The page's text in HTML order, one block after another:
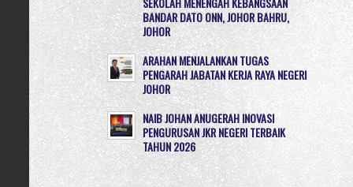
BANDAR DATO ONN, JOHOR BAHRU,
JOHOR
ARAHAN MENJALANKAN TUGAS
PENGARAH JABATAN KERJA RAYA NEGERI
JOHOR
NAIB JOHAN ANUGERAH INOVASI
PENGURUSAN JKR NEGERI TERBAIK
TAHUN 2026